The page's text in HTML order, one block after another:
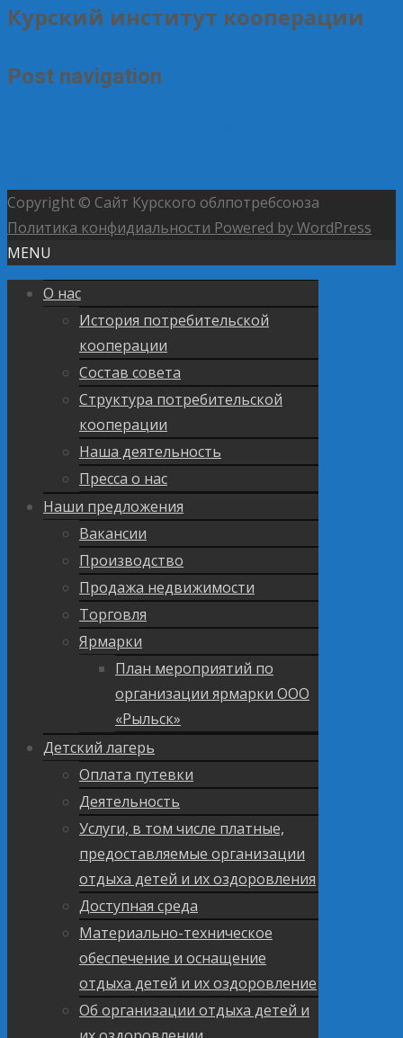
Курский институт кооперации
Post navigation
Copyright © Сайт Курского облпотребсоюза
Политика конфидиальности Powered by WordPress
MENU
О нас
История потребительской
кооперации
Состав совета
Структура потребительской
кооперации
Наша деятельность
Пресса о нас
Наши предложения
Вакансии
Производство
Продажа недвижимости
Торговля
Ярмарки
План мероприятий по
организации ярмарки ООО
«Рыльск»
Детский лагерь
Оплата путевки
Деятельность
Услуги, в том числе платные,
предоставляемые организации
отдыха детей и их оздоровления
Доступная среда
Материально-техническое
обеспечение и оснащение
отдыха детей и их оздоровление
Об организации отдыха детей и